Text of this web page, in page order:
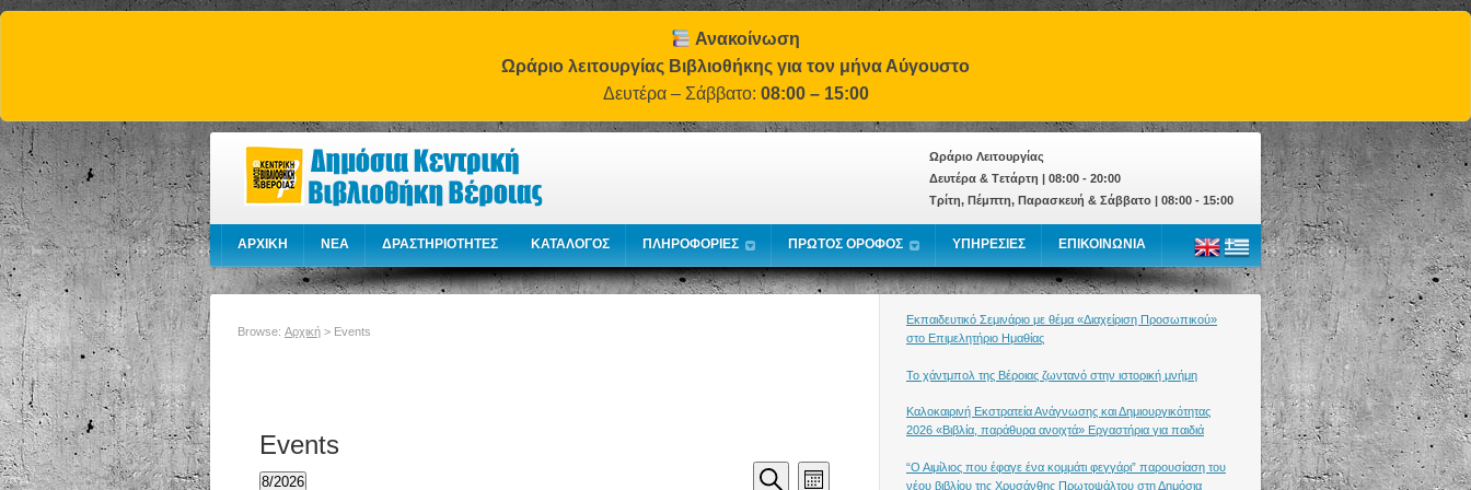
Ανακοίνωση
Ωράριο λειτουργίας Βιβλιοθήκης για τον μήνα Αύγουστο
Δευτέρα – Σάββατο: 08:00 – 15:00
Ωράριο Λειτουργίας
Δευτέρα & Tετάρτη | 08:00 - 20:00
Τρίτη, Πέμπτη, Παρασκευή & Σάββατο | 08:00 - 15:00
ΑΡΧΙΚΗ NEA ΔΡΑΣΤΗΡΙΟΤΗΤΕΣ ΚΑΤΑΛΟΓΟΣ ΠΛΗΡΟΦΟΡΙΕΣ ΠΡΩΤΟΣ ΟΡΟΦΟΣ ΥΠΗΡΕΣΙΕΣ ΕΠΙΚΟΙΝΩΝΙΑ
Browse: Αρχική > Events
Events
EventsEvent
Month
8/2026
Εκπαιδευτικό Σεμινάριο με θέμα «Διαχείριση Προσωπικού»
στο Επιμελητήριο Ημαθίας
Το χάντμπολ της Βέροιας ζωντανό στην ιστορική μνήμη
Καλοκαιρινή Εκστρατεία Ανάγνωσης και Δημιουργικότητας
2026 «Βιβλία, παράθυρα ανοιχτά» Εργαστήρια για παιδιά
“Ο Αιμίλιος που έφαγε ένα κομμάτι φεγγάρι” παρουσίαση του
νέου βιβλίου της Χρυσάνθης Πρωτοψάλτου στη Δημόσια